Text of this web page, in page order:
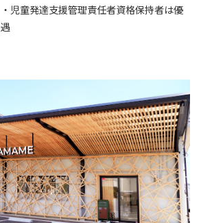
・児童発達支援管理責任者資格保持者は優
遇